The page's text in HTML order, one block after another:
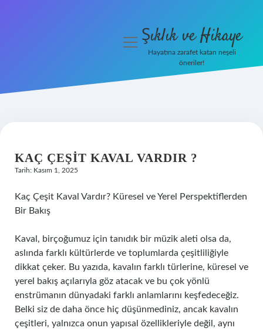
Olur
Yasal Uyarı
menüyüŞıklık ve Hikaye
Hayatına zarafet katan neşeli
öneriler!
KAÇ ÇEŞIT KAVAL VARDIR ?
Tarih: Kasım 1, 2025
Kaç Çeşit Kaval Vardır? Küresel ve Yerel Perspektiflerden
Bir Bakış
Kaval, birçoğumuz için tanıdık bir müzik aleti olsa da,
aslında farklı kültürlerde ve toplumlarda çeşitliliğiyle
dikkat çeker. Bu yazıda, kavalın farklı türlerine, küresel ve
yerel bakış açılarıyla göz atacak ve bu çok yönlü
enstrümanın dünyadaki farklı anlamlarını keşfedeceğiz.
Belki siz de daha önce hiç düşünmediniz, ancak kavalın
çeşitleri, yalnızca onun yapısal özellikleriyle değil, aynı